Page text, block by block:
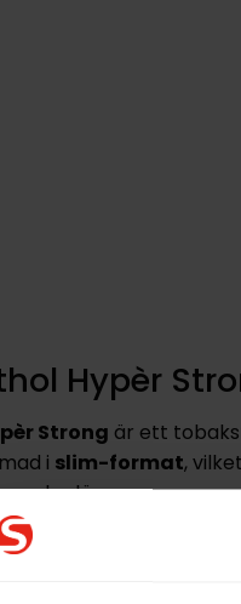
Hypèr
Strong är ett
i slim-format,
under läppen.
mentolbaserad
är framtagen för